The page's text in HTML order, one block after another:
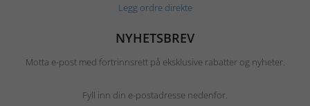
Legg ordre direkte
NYHETSBREV
Motta e-post med fortrinnsrett på eksklusive rabatter og nyheter.
Fyll inn din e-postadresse nedenfor.